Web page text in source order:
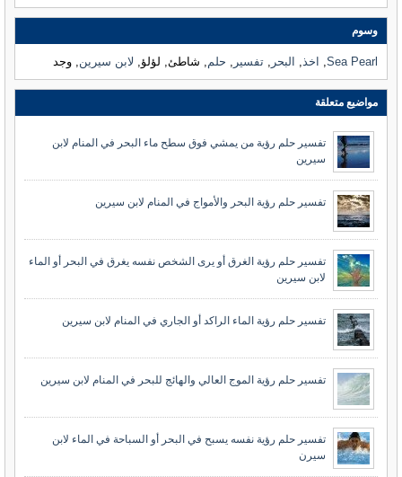
وسوم
Sea Pearl اخذ البحر ,تفسير حلم , شاطئ, لؤلؤ, لابن سيرين , وجد
مواضيع متعلقة
تفسير حلم رؤية من يمشي فوق سطح ماء البحر في المنام لابن
سيرين
تفسير حلم رؤية البحر والأمواج في المنام لابن سيرين
تفسير حلم رؤية الغرق أو يرى الشخص نفسه يغرق في البحر أو الماء
لابن سيرين
تفسير حلم رؤية الماء الراكد أو الجاري في المنام لابن سيرين
تفسير حلم رؤية الموج العالي والهائج للبحر في المنام لابن سيرين
تفسير حلم رؤية نفسه يسبح في البحر أو السباحة في الماء لابن
سيرن